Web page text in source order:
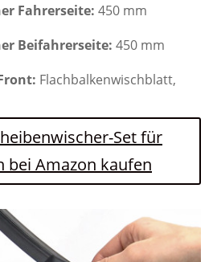
Fahrerseite: 450 mm
Beifahrerseite: 450 mm
Flachbalkenwischblatt,
Set für
bei Amazon kaufen